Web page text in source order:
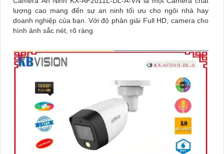
lượng cao mang đến sự an ninh tối ưu cho ngôi nhà hay
doanh nghiệp của bạn. Với độ phân giải Full HD, camera cho
hình ảnh sắc nét, rõ ràng